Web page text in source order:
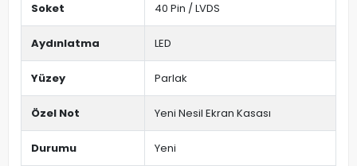
Soket 40 Pin / LVDS
Aydınlatma LED
Yüzey Parlak
Özel Not Yeni Nesil Ekran Kasası
Durumu Yeni